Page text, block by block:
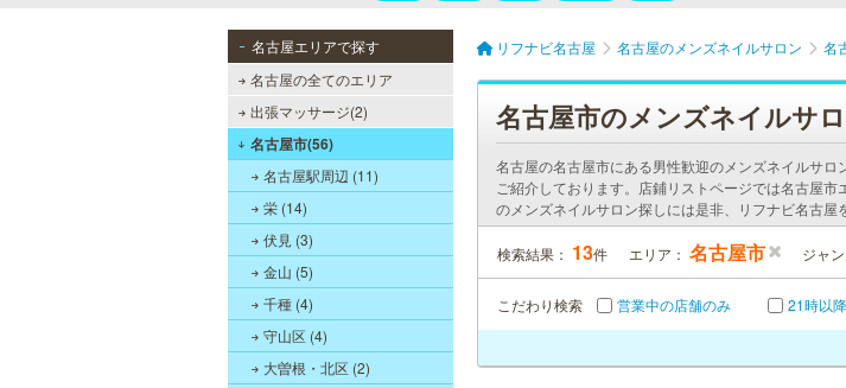
名古屋エリアで探す
名古屋の全てのエリア
出張マッサージ(2)
名古屋市(56)
名古屋駅周辺 (11)
栄 (14)
伏見 (3)
金山 (5)
千種 (4)
守山区 (4)
大曽根・北区 (2)
リフナビ名古屋 名古屋のメンズネイルサロン 名
名古屋市のメンズネイルサ
名古屋の名古屋市にある男性歓迎のメンズネイルサ
ご紹介しております。店鋪リストページでは名古屋
のメンズネイルサロン探しには是非、リフナビ名古屋
検索結果： 13件 エリア： 名古屋市 ジャン
こだわり検索 営業中の店舗のみ 21時以